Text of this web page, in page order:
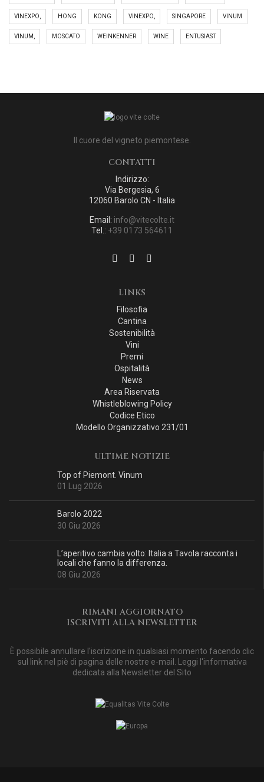
VINEXPO, HONG KONG VINEXPO, SINGAPORE VINUM
VINUM, MOSCATO WEINKENNER WINE ENTUSIAST
Il cuore del vigneto piemontese.
CONTATTI
Indirizzo:
Via Bergesia, 6
12060 Barolo CN - Italia
Email: info@vitecolte.it
Tel.: +39 0173 564611
LINKS
Filosofia
Cantina
Sostenibilità
Vini
Premi
Ospitalità
News
Area Riservata
Whistleblowing Policy
Codice Etico
Modello Organizzativo 231/01
ULTIME NOTIZIE
Top of Piemont. Vinum
01 Lug 2026
Barolo 2022
30 Giu 2026
L’aperitivo cambia volto: Italia a Tavola racconta i
locali che fanno la differenza.
08 Giu 2026
RIMANI AGGIORNATO
ISCRIVITI ALLA NEWSLETTER
È possibile annullare l'iscrizione in qualsiasi momento facendo clic
sul link nel piè di pagina delle nostre e-mail. Leggi l'informativa
dedicata alla Newsletter del Sito